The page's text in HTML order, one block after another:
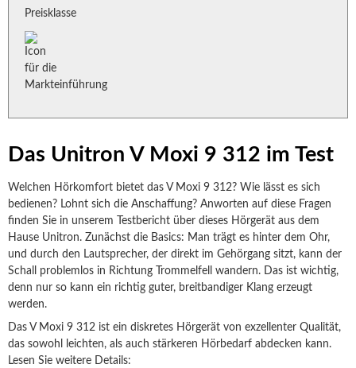
Das Unitron V Moxi 9 312 im Test
Welchen Hörkomfort bietet das V Moxi 9 312? Wie lässt es sich
bedienen? Lohnt sich die Anschaffung? Anworten auf diese Fragen
finden Sie in unserem Testbericht über dieses Hörgerät aus dem
Hause Unitron. Zunächst die Basics: Man trägt es hinter dem Ohr,
und durch den Lautsprecher, der direkt im Gehörgang sitzt, kann der
Schall problemlos in Richtung Trommelfell wandern. Das ist wichtig,
denn nur so kann ein richtig guter, breitbandiger Klang erzeugt
werden.
Das V Moxi 9 312 ist ein diskretes Hörgerät von exzellenter Qualität,
das sowohl leichten, als auch stärkeren Hörbedarf abdecken kann.
Lesen Sie weitere Details: